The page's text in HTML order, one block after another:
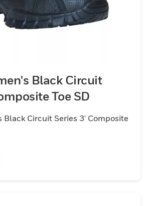
Black Circuit
Toe SD
Black Circuit Series 3' Composite